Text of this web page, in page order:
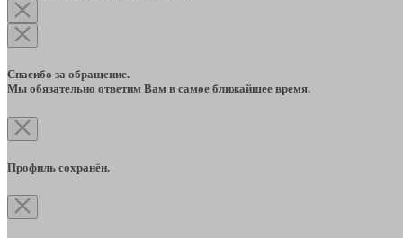
Спасибо за обращение.
Мы обязательно ответим Вам в самое ближайшее время.
Профиль сохранён.